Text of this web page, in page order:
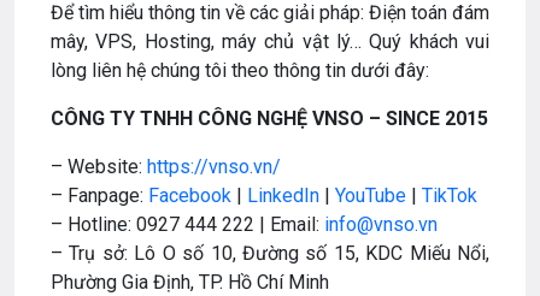
Để tìm hiểu thông tin về các giải pháp: Điện toán đám
mây, VPS, Hosting, máy chủ vật lý… Quý khách vui
lòng liên hệ chúng tôi theo thông tin dưới đây:
CÔNG TY TNHH CÔNG NGHỆ VNSO – SINCE 2015
– Website: https://vnso.vn/
– Fanpage: Facebook LinkedIn YouTube
TikTok
– Hotline: 0927 444 222 | Email: info@vnso.vn
– Trụ sở: Lô O số 10, Đường số 15, KDC Miếu Nổi,
Phường Gia Định, TP. Hồ Chí Minh